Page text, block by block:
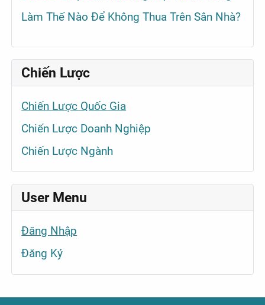
Làm Thế Nào Để Không Thua Trên Sân Nhà?
Chiến Lược
Chiến Lược Quốc Gia
Chiến Lược Doanh Nghiệp
Chiến Lược Ngành
User Menu
Đăng Nhập
Đăng Ký